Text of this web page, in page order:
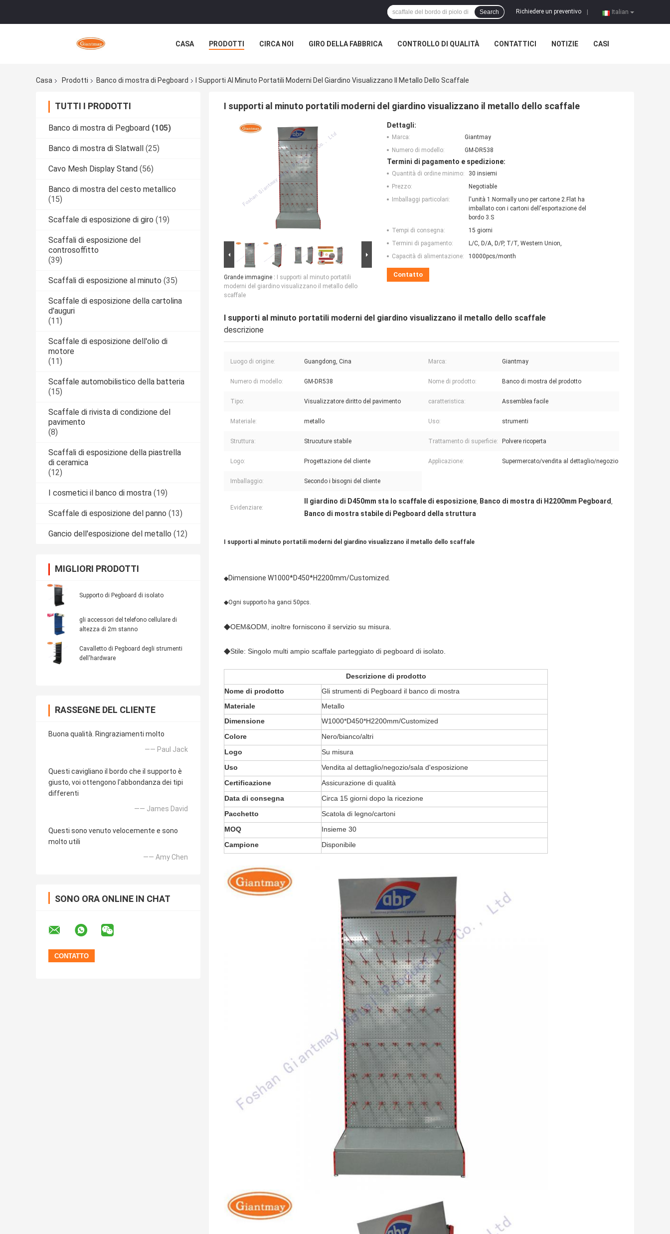
Italian
Richiedere un preventivo
Search
CASA PRODOTTI CIRCA NOI GIRO DELLA FABBRICA CONTROLLO DI QUALITÀ CONTATTICI NOTIZIE CASI
Casa Prodotti Banco di mostra di Pegboard I Supporti Al Minuto Portatili Moderni Del Giardino Visualizzano Il Metallo Dello Scaffale
TUTTI I PRODOTTI
Banco di mostra di Pegboard (105)
Banco di mostra di Slatwall (25)
Cavo Mesh Display Stand (56)
Banco di mostra del cesto metallico
(15)
Scaffale di esposizione di giro (19)
Scaffali di esposizione del
controsoffitto
(39)
Scaffali di esposizione al minuto (35)
Scaffale di esposizione della cartolina
d'auguri
(11)
Scaffale di esposizione dell'olio di
motore
(11)
Scaffale automobilistico della batteria
(15)
Scaffale di rivista di condizione del
pavimento
(8)
Scaffali di esposizione della piastrella
di ceramica
(12)
I cosmetici il banco di mostra (19)
Scaffale di esposizione del panno (13)
Gancio dell'esposizione del metallo (12)
MIGLIORI PRODOTTI
Supporto di Pegboard di isolato
gli accessori del telefono cellulare di
altezza di 2m stanno
Cavalletto di Pegboard degli strumenti
dell'hardware
RASSEGNE DEL CLIENTE
Buona qualità. Ringraziamenti molto
—— Paul Jack
Questi cavigliano il bordo che il supporto è
giusto, voi ottengono l'abbondanza dei tipi
differenti
—— James David
Questi sono venuto velocemente e sono
molto utili
—— Amy Chen
SONO ORA ONLINE IN CHAT
I supporti al minuto portatili moderni del giardino visualizzano il metallo dello scaffale
Grande immagine :
I supporti al minuto portatili
moderni del giardino visualizzano il metallo dello
scaffale
Dettagli:
Marca:
Giantmay
Numero di modello:
GM-DR538
Termini di pagamento e spedizione:
Quantità di ordine minimo:
30 insiemi
Prezzo:
Negotiable
Imballaggi particolari:
l'unità 1.Normally uno per cartone 2.Flat ha
imballato con i cartoni dell'esportazione del
bordo 3.S
Tempi di consegna:
15 giorni
Termini di pagamento:
L/C, D/A, D/P, T/T, Western Union,
Capacità di alimentazione:
10000pcs/month
Contatto
I supporti al minuto portatili moderni del giardino visualizzano il metallo dello scaffale
descrizione
Luogo di origine: Guangdong, Cina Marca: Giantmay
Numero di modello: GM-DR538 Nome di prodotto: Banco di mostra del prodotto
Tipo: Visualizzatore diritto del pavimento caratteristica: Assemblea facile
Materiale: metallo Uso: strumenti
Struttura: Strucuture stabile Trattamento di superficie: Polvere ricoperta
Logo: Progettazione del cliente Applicazione: Supermercato/vendita al dettaglio/negozio
Imballaggio: Secondo i bisogni del cliente
Evidenziare:
Il giardino di D450mm sta lo scaffale di esposizione, Banco di mostra di H2200mm Pegboard,
Banco di mostra stabile di Pegboard della struttura
I supporti al minuto portatili moderni del giardino visualizzano il metallo dello scaffale
◆Dimensione W1000*D450*H2200mm/Customized.
◆Ogni supporto ha ganci 50pcs.
◆OEM&ODM, inoltre forniscono il servizio su misura.
◆Stile: Singolo multi ampio scaffale parteggiato di pegboard di isolato.
Descrizione di prodotto
Nome di prodotto
Gli strumenti di Pegboard il banco di mostra
Materiale
Metallo
Dimensione
W1000*D450*H2200mm/Customized
Colore
Nero/bianco/altri
Logo
Su misura
Uso
Vendita al dettaglio/negozio/sala d'esposizione
Certificazione
Assicurazione di qualità
Data di consegna
Circa 15 giorni dopo la ricezione
Pacchetto
Scatola di legno/cartoni
MOQ
Insieme 30
Campione
Disponibile